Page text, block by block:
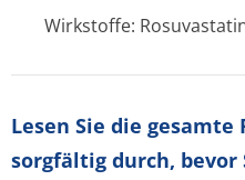
Wirkstoffe:
Lesen Sie die gesamte
sorgfältig durch,